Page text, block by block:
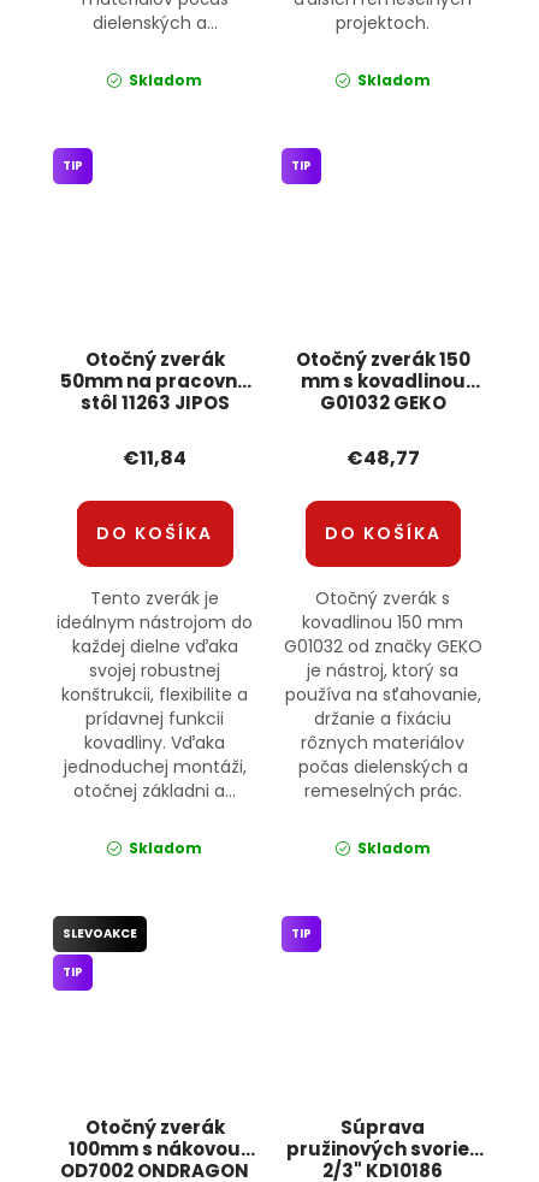
dielenských a...
Skladom
projektoch.
Skladom
Otočný zverák
50mm na pracovný
stôl 11263 JIPOS
TIP
€11,84
DO KOŠÍKA
Tento zverák je
ideálnym nástrojom do
každej dielne vďaka
svojej robustnej
konštrukcii, flexibilite a
prídavnej funkcii
kovadliny. Vďaka
jednoduchej montáži,
otočnej základni a...
Skladom
Otočný zverák 150
mm s kovadlinou
G01032 GEKO
TIP
€48,77
DO KOŠÍKA
Otočný zverák s
kovadlinou 150 mm
G01032 od značky GEKO
je nástroj, ktorý sa
používa na sťahovanie,
držanie a fixáciu
rôznych materiálov
počas dielenských a
remeselných prác.
Skladom
Otočný zverák
100mm s nákovou
OD7002 ONDRAGON
SLEVOAKCE
TIP
Súprava
pružinových svoriek
2/3" KD10186
TIP